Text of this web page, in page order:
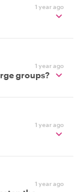
1 year ago
1 year ago
groups?
1 year ago
1 year ago